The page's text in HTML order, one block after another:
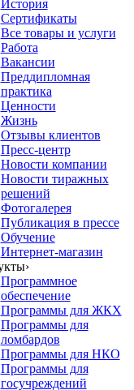
История
Сертификаты
Все товары и услуги
Работа
Вакансии
Преддипломная
практика
Ценности
Жизнь
Отзывы клиентов
Пресс-центр
Новости компании
Новости тиражных
решений
Фотогалерея
Публикация в прессе
Обучение
Интернет-магазин
›
Программное
обеспечение
Программы для ЖКХ
Программы для
ломбардов
Программы для НКО
Программы для
госучреждений